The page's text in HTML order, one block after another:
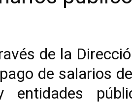
de la
de salarios